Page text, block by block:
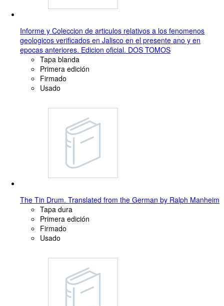
Informe y Coleccion de articulos relativos a los fenomenos
geologicos verificados en Jalisco en el presente ano y en
epocas anteriores. Edicion oficial. DOS TOMOS
Tapa blanda
Primera edición
Firmado
Usado
The Tin Drum. Translated from the German by Ralph Manheim
Tapa dura
Primera edición
Firmado
Usado